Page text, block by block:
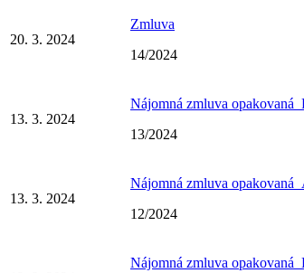
20. 3. 2024
Zmluva
14/2024
13. 3. 2024
Nájomná zmluva
13/2024
13. 3. 2024
Nájomná zmluva
12/2024
Nájomná zmluva